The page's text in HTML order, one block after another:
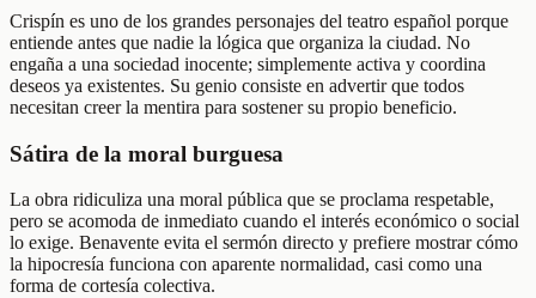
Crispín es uno de los grandes personajes del teatro español porque
entiende antes que nadie la lógica que organiza la ciudad. No
engaña a una sociedad inocente; simplemente activa y coordina
deseos ya existentes. Su genio consiste en advertir que todos
necesitan creer la mentira para sostener su propio beneficio.
Sátira de la moral burguesa
La obra ridiculiza una moral pública que se proclama respetable,
pero se acomoda de inmediato cuando el interés económico o social
lo exige. Benavente evita el sermón directo y prefiere mostrar cómo
la hipocresía funciona con aparente normalidad, casi como una
forma de cortesía colectiva.